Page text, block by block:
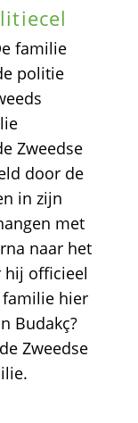
familie
politie
Zweedse
door de
in zijn
met
naar het
hij officieel
familie hier
Budakç?
Zweedse